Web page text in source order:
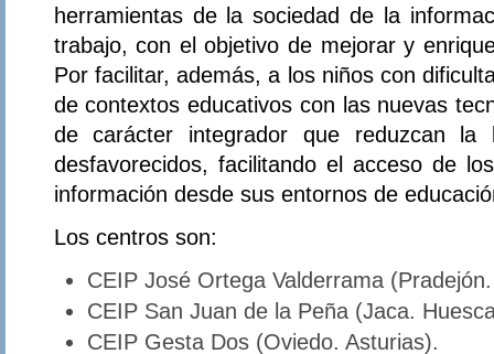
herramientas de la sociedad de la
trabajo, con el objetivo de mejorar y
Por facilitar, además, a los niños con
de contextos educativos con las nuevas
de carácter integrador que reduzcan la
desfavorecidos, facilitando el acceso de
información desde sus entornos de
Los centros son:
CEIP José Ortega Valderrama
CEIP San Juan de la Peña (Jaca.
CEIP Gesta Dos (Oviedo. Asturias).